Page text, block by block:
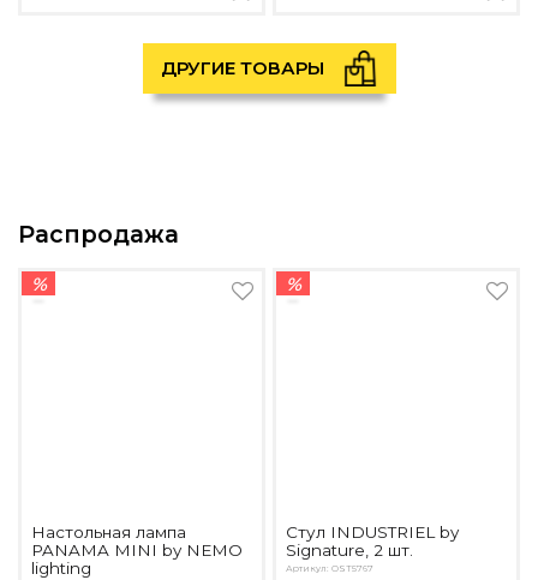
ДРУГИЕ ТОВАРЫ
Распродажа
%
Настольная лампа
PANAMA MINI by NEMO
lighting
%
Стул INDUSTRIEL by
Signature, 2 шт.
Артикул: OST5767